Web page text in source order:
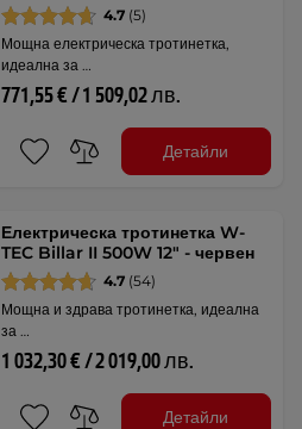
4.7 (5)
Мощна електрическа тротинетка,
идеална за …
771,55 € / 1 509,02 лв.
Детайли
Електрическа тротинетка W-
TEC Billar II 500W 12" - червен
4.7 (54)
Мощна и здрава тротинетка, идеална
за …
1 032,30 € / 2 019,00 лв.
Детайли